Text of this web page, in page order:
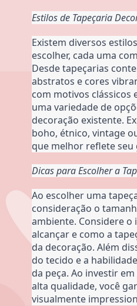
Estilos de Tapeçaria
Existem diversos
escolher, cada uma
Desde tapeçarias
abstratos e cores
com motivos clássicos
uma variedade de
decoração existente.
boho, étnico, vintage
que melhor reflete seu
Dicas para Escolher a
Ao escolher uma
consideração o
ambiente. Considere o
alcançar e como a
da decoração. Além
do tecido e a
da peça. Ao investir
alta qualidade, você
visualmente